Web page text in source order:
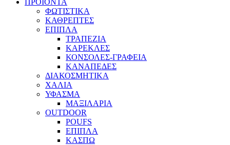
ΠΡΟΪΟΝΤΑ
ΦΩΤΙΣΤΙΚΑ
ΚΑΘΡΕΠΤΕΣ
ΕΠΙΠΛΑ
ΤΡΑΠΕΖΙΑ
ΚΑΡΕΚΛΕΣ
ΚΟΝΣΟΛΕΣ-ΓΡΑΦΕΙΑ
ΚΑΝΑΠΕΔΕΣ
ΔΙΑΚΟΣΜΗΤΙΚΑ
ΧΑΛΙΑ
ΥΦΑΣΜΑ
ΜΑΞΙΛΑΡΙΑ
OUTDOOR
POUFS
ΕΠΙΠΛΑ
ΚΑΣΠΩ